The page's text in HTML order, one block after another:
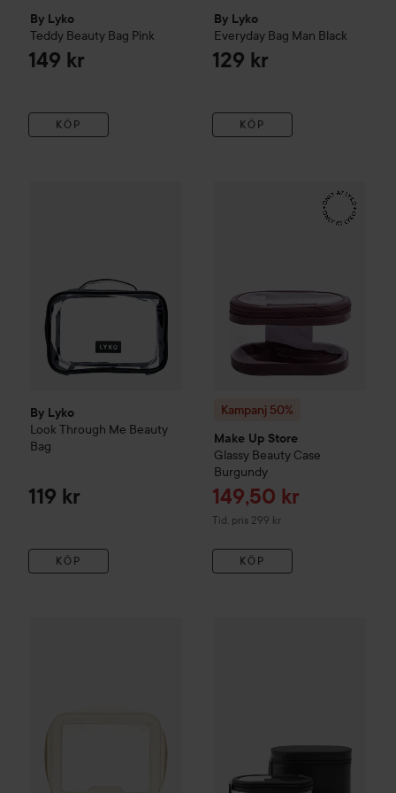
By Lyko
Teddy Beauty Bag Pink
149 kr
KÖP
By Lyko
Everyday Bag Man Black
129 kr
KÖP
By Lyko
Look Through Me Beauty
Bag
119 kr
KÖP
Kampanj 50%
Make Up Store
Glassy Beauty Case
Burgundy
Reapris
149,50 kr
Tid. pris 299 kr
Tidigare pris 299 kr
KÖP
Make Up Store